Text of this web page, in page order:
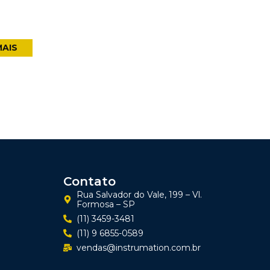
Contato
Rua Salvador do Vale, 199 – Vl.
Formosa – SP
(11) 3459-3481
(11) 9 6855-0589
vendas@instrumation.com.br